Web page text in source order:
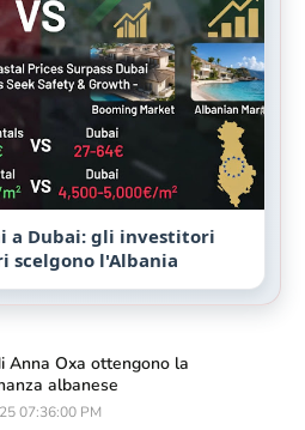
a Dubai: gli investitori
scelgono l'Albania
Anna Oxa ottengono la
albanese
07:36:00 PM